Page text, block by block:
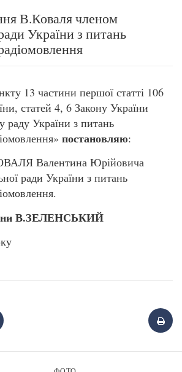
В.Коваля членом
України з питань
13 частини першої статті 106
статей 4, 6 Закону України
раду України з питань
постановляю:
Валентина Юрійовича
ради України з питань
В.ЗЕЛЕНСЬКИЙ